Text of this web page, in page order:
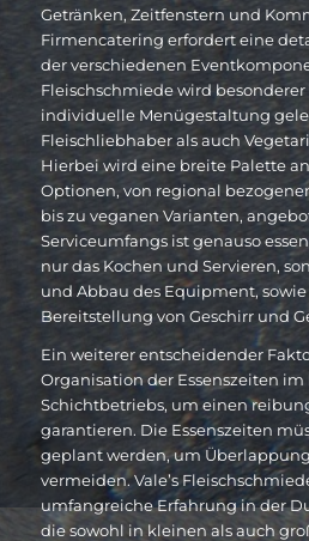
Getränken, Zeitfenstern und
Firmencatering erfordert eine
der verschiedenen
Fleischschmiede wird besonderer
individuelle Menügestaltung
Fleischliebhaber als auch
Hierbei wird eine breite Palette
Optionen, von regional
bis zu veganen Varianten,
Serviceumfangs ist genauso
nur das Kochen und Servieren,
und Abbau des Equipment,
Bereitstellung von Geschirr und
Ein weiterer entscheidender
Organisation der Essenszeiten im
Schichtbetriebs, um einen
garantieren. Die Essenszeiten
geplant werden, um
vermeiden. Vale’s
umfangreiche Erfahrung in der
die sowohl in kleinen als auch